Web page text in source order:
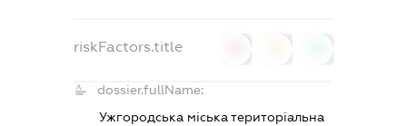
riskFactors.title
dossier.fullName:
Ужгородська міська територіальна